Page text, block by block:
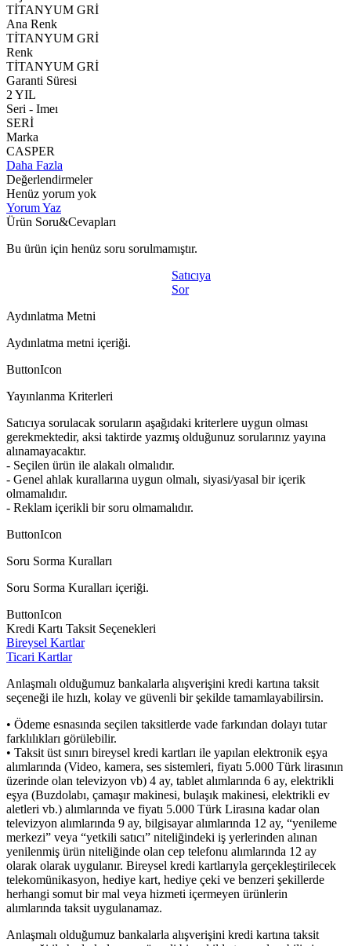
TİTANYUM GRİ
Ana Renk
TİTANYUM GRİ
Renk
TİTANYUM GRİ
Garanti Süresi
2 YIL
Seri - Imeı
SERİ
Marka
CASPER
Daha Fazla
Değerlendirmeler
Henüz yorum yok
Yorum Yaz
Ürün Soru&Cevapları
Bu ürün için henüz soru sorulmamıştır.
Satıcıya
Sor
Aydınlatma Metni
Aydınlatma metni içeriği.
ButtonIcon
Yayınlanma Kriterleri
Satıcıya sorulacak soruların aşağıdaki kriterlere uygun olması
gerekmektedir, aksi taktirde yazmış olduğunuz sorularınız yayına
alınamayacaktır.
- Seçilen ürün ile alakalı olmalıdır.
- Genel ahlak kurallarına uygun olmalı, siyasi/yasal bir içerik
olmamalıdır.
- Reklam içerikli bir soru olmamalıdır.
ButtonIcon
Soru Sorma Kuralları
Soru Sorma Kuralları içeriği.
ButtonIcon
Kredi Kartı Taksit Seçenekleri
Bireysel Kartlar
Ticari Kartlar
Anlaşmalı olduğumuz bankalarla alışverişini kredi kartına taksit
seçeneği ile hızlı, kolay ve güvenli bir şekilde tamamlayabilirsin.
• Ödeme esnasında seçilen taksitlerde vade farkından dolayı tutar
farklılıkları görülebilir.
• Taksit üst sınırı bireysel kredi kartları ile yapılan elektronik eşya
alımlarında (Video, kamera, ses sistemleri, fiyatı 5.000 Türk lirasının
üzerinde olan televizyon vb) 4 ay, tablet alımlarında 6 ay, elektrikli
eşya (Buzdolabı, çamaşır makinesi, bulaşık makinesi, elektrikli ev
aletleri vb.) alımlarında ve fiyatı 5.000 Türk Lirasına kadar olan
televizyon alımlarında 9 ay, bilgisayar alımlarında 12 ay, “yenileme
merkezi” veya “yetkili satıcı” niteliğindeki iş yerlerinden alınan
yenilenmiş ürün niteliğinde olan cep telefonu alımlarında 12 ay
olarak olarak uygulanır. Bireysel kredi kartlarıyla gerçekleştirilecek
telekomünikasyon, hediye kart, hediye çeki ve benzeri şekillerde
herhangi somut bir mal veya hizmeti içermeyen ürünlerin
alımlarında taksit uygulanamaz.
Anlaşmalı olduğumuz bankalarla alışverişini kredi kartına taksit